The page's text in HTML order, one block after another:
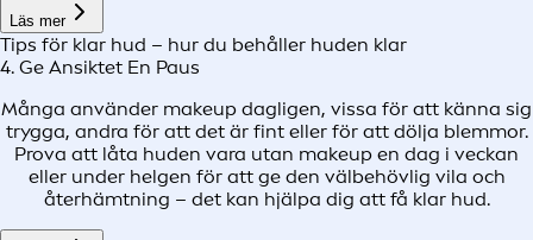
Läs mer
Tips för klar hud – hur du behåller huden klar
4. Ge Ansiktet En Paus
Många använder makeup dagligen, vissa för att känna sig
trygga, andra för att det är fint eller för att dölja blemmor.
Prova att låta huden vara utan makeup en dag i veckan
eller under helgen för att ge den välbehövlig vila och
återhämtning – det kan hjälpa dig att få klar hud.